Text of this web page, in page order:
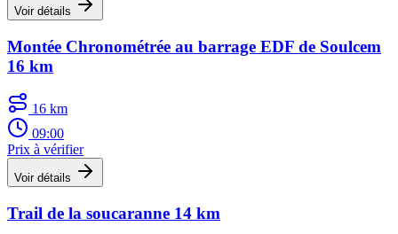
Voir détails
Montée Chronométrée au barrage EDF de Soulcem
16 km
16 km
09:00
Prix à vérifier
Voir détails
Trail de la soucaranne 14 km